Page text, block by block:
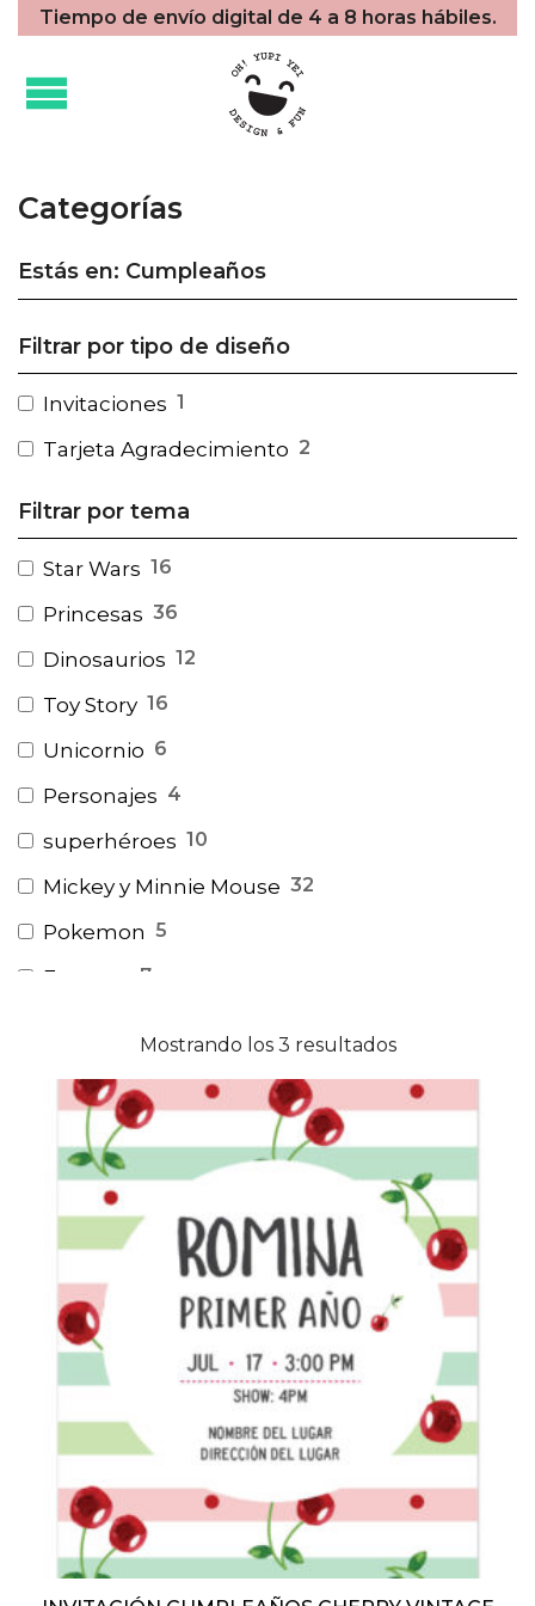
Tiempo de envío digital de 4 a 8 horas hábiles.
Categorías
Estás en: Cumpleaños
Filtrar por tipo de diseño
Invitaciones 1
Tarjeta Agradecimiento 2
Filtrar por tema
Star Wars 16
Princesas 36
Dinosaurios 12
Toy Story 16
Unicornio 6
Personajes 4
superhéroes 10
Mickey y Minnie Mouse 32
Pokemon 5
Encanto 7
Baby Shark 3
Gallinita Pintadita 2
Plim Plim
Peppa Pig
Masha y El Oso 4
El Principito
Nubes, Globos y Arcoiris 5
Circo 3
Monsters Inc 2
Marios Bros 5
Mostrando los 3 resultados